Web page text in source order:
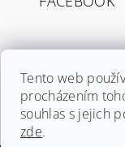
Tento web
procházením
souhlas s jejich
zde.